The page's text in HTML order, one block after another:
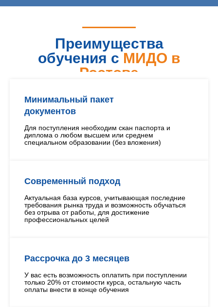
Преимущества
обучения с МИДО в
Ростове
Минимальный пакет
документов
Для поступления необходим скан паспорта и
диплома о любом высшем или среднем
специальном образовании (без вложения)
Современный подход
Актуальная база курсов, учитывающая последние
требования рынка труда и возможность обучаться
без отрыва от работы, для достижение
профессиональных целей
Рассрочка до 3 месяцев
У вас есть возможность оплатить при поступлении
только 20% от стоимости курса, остальную часть
оплаты внести в конце обучения